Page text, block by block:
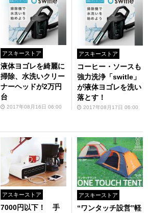
アスキーストア
液体ヨゴレを綺麗に
掃除、水洗いクリー
ナーヘッドが2万円
台
2017年08月16日 06:00
アスキーストア
コーヒー・ソースも
強力洗浄「switle」
が液体ヨゴレを洗い
落とす！
2017年08月17日 06:00
アスキーストア
7000円以下！ 手
アスキーストア
“ワンタッチ設営”軽